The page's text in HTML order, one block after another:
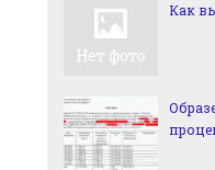
Как